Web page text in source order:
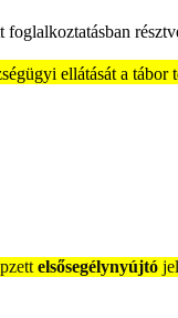
foglalkoztatásban
ellátását a
elsősegélynyújtó